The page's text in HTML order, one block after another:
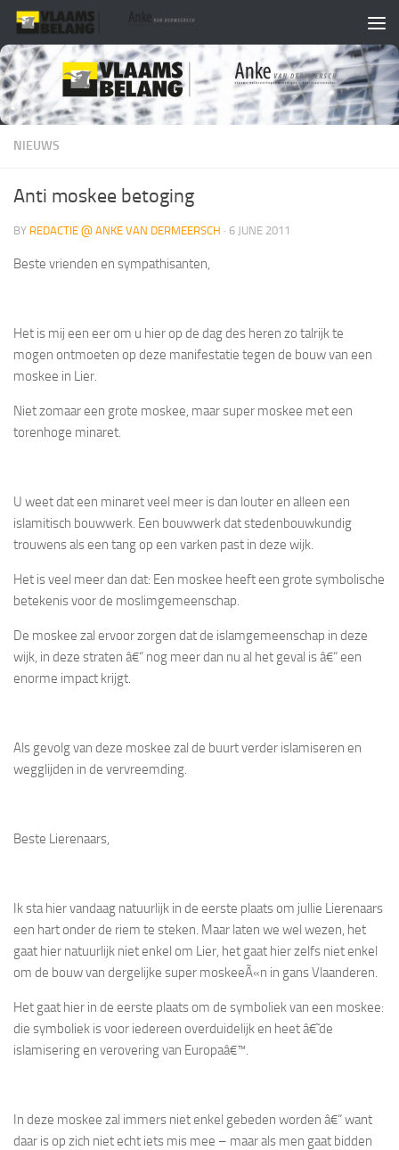
Skip to content
NIEUWS
Anti moskee betoging
BY REDACTIE @ ANKE VAN DERMEERSCH · 6 JUNE 2011
Beste vrienden en sympathisanten,
Het is mij een eer om u hier op de dag des heren zo talrijk te
mogen ontmoeten op deze manifestatie tegen de bouw van een
moskee in Lier.
Niet zomaar een grote moskee, maar super moskee met een
torenhoge minaret.
U weet dat een minaret veel meer is dan louter en alleen een
islamitisch bouwwerk. Een bouwwerk dat stedenbouwkundig
trouwens als een tang op een varken past in deze wijk.
Het is veel meer dan dat: Een moskee heeft een grote symbolische
betekenis voor de moslimgemeenschap.
De moskee zal ervoor zorgen dat de islamgemeenschap in deze
wijk, in deze straten â€“ nog meer dan nu al het geval is â€“ een
enorme impact krijgt.
Als gevolg van deze moskee zal de buurt verder islamiseren en
wegglijden in de vervreemding.
Beste Lierenaars,
Ik sta hier vandaag natuurlijk in de eerste plaats om jullie Lierenaars
een hart onder de riem te steken. Maar laten we wel wezen, het
gaat hier natuurlijk niet enkel om Lier, het gaat hier zelfs niet enkel
om de bouw van dergelijke super moskeeÃ«n in gans Vlaanderen.
Het gaat hier in de eerste plaats om de symboliek van een moskee:
die symboliek is voor iedereen overduidelijk en heet â€˜de
islamisering en verovering van Europaâ€™.
In deze moskee zal immers niet enkel gebeden worden â€“ want
daar is op zich niet echt iets mis mee – maar als men gaat bidden